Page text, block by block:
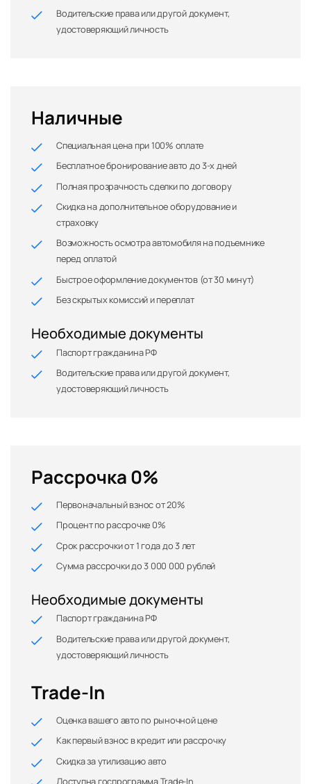
Водительские права или другой документ,
удостоверяющий личность
Наличные
Специальная цена при 100% оплате
Бесплатное бронирование авто до 3-х дней
Полная прозрачность сделки по договору
Скидка на дополнительное оборудование и
страховку
Возможность осмотра автомобиля на подъемнике
перед оплатой
Быстрое оформление документов (от 30 минут)
Без скрытых комиссий и переплат
Необходимые документы
Паспорт гражданина РФ
Водительские права или другой документ,
удостоверяющий личность
Рассрочка 0%
Первоначальный взнос от 20%
Процент по рассрочке 0%
Срок рассрочки от 1 года до 3 лет
Сумма рассрочки до 3 000 000 рублей
Необходимые документы
Паспорт гражданина РФ
Водительские права или другой документ,
удостоверяющий личность
Trade-In
Оценка вашего авто по рыночной цене
Как первый взнос в кредит или рассрочку
Скидка за утилизацию авто
Доступна госпрограмма Trade-In